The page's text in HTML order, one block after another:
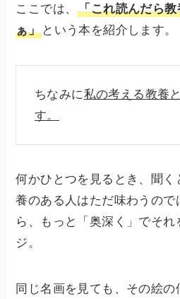
ここでは、「これ読んだら
ぁ」 という本を紹介します。
ちなみに私の考える教養
す。
何かひとつを見るとき、聞く
養のある人はただ味わうの
ら、もっと「奥深く」でそ
ジ。
同じ名画を見ても、その絵